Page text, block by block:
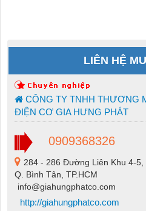
LIÊN HỆ
CÔNG TY TNHH THƯƠNG
ĐIỆN CƠ GIA HƯNG PHÁT
0909368326
284 - 286 Đường Liên Khu 4-5,
Q. Bình Tân, TP.HCM
info@giahungphatco.com
http://giahungphatco.com